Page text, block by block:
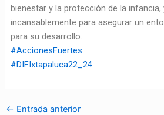
bienestar y la protección de la infancia,
incansablemente para asegurar un
para su desarrollo.
#AccionesFuertes
#DIFIxtapaluca22_24
← Entrada anterior